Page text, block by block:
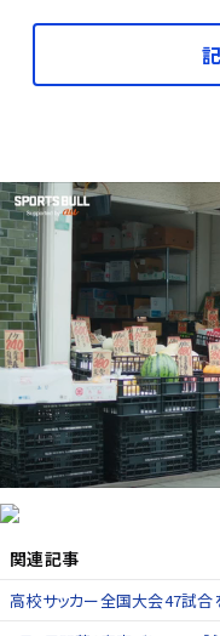
関連記事
高校サッカー全国大会47試合